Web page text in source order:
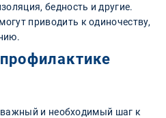
бедность и другие.
приводить к одиночеству,
и необходимый шаг к